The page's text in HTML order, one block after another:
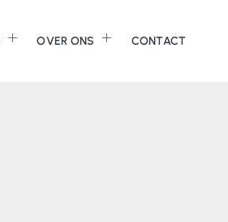
OVER ONS CONTACT